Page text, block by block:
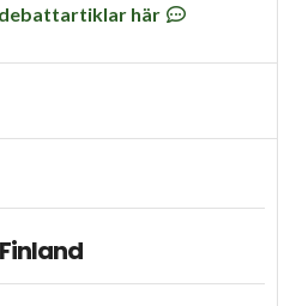
debattartiklar här